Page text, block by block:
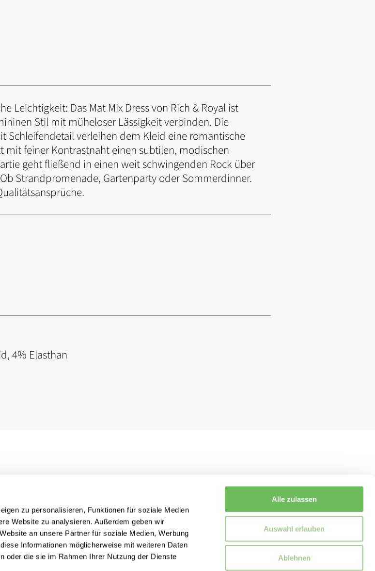
zu personalisieren, Funktionen für soziale Medien
Website zu analysieren. Außerdem geben wir
an unsere Partner für soziale Medien, Werbung
Informationen möglicherweise mit weiteren Daten
oder die sie im Rahmen Ihrer Nutzung der Dienste
Alle zulassen
Auswahl erlauben
Ablehnen
Leichtigkeit: Das Mat Mix Dress von Rich & Royal ist
Stil mit müheloser Lässigkeit verbinden. Die
Schleifendetail verleihen dem Kleid eine romantische
mit feiner Kontrastnaht einen subtilen, modischen
geht fließend in einen weit schwingenden Rock über
Strandpromenade, Gartenparty oder Sommerdinner.
4% Elasthan